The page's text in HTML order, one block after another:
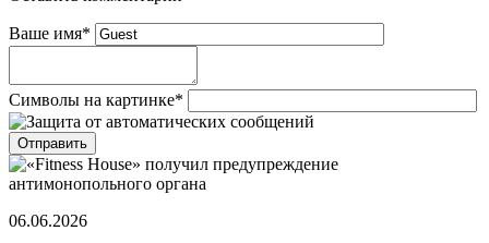
Ваше имя*
Символы на картинке*
06.06.2026